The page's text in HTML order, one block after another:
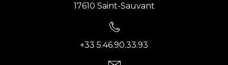
17610 Saint-Sauvant
+33 5.46.90.33.93